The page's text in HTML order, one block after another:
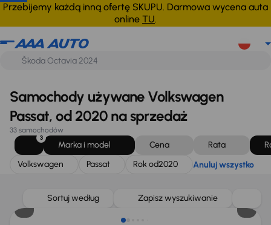
Przebijemy każdą inną ofertę SKUPU. Darmowa wycena auta
online TU.
Volkswagen Passat Rok od 2020 Anuluj wszystko
Samochody używane Volkswagen
Passat, od 2020 na sprzedaż
33 samochodów
3
Marka i model Cena Rata
Volkswagen
Passat Rok od2020 Anuluj wszystko
Sortuj według Zapisz wyszukiwanie
Taniej o 2 000 zł